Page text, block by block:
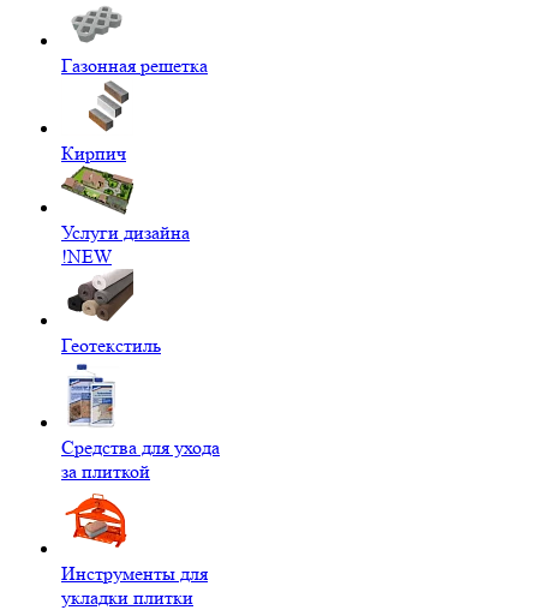
Газонная решетка
Кирпич
Услуги дизайна
!NEW
Геотекстиль
Средства для ухода
за плиткой
Инструменты для
укладки плитки